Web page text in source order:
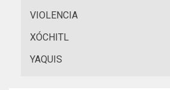
VIOLENCIA
XÓCHITL
YAQUIS